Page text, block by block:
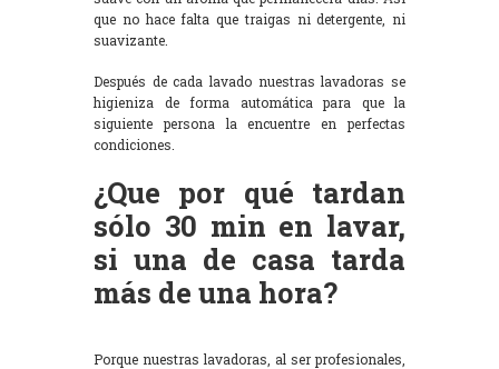
que no hace falta que traigas ni detergente, ni
suavizante.
Después de cada lavado nuestras lavadoras se
higieniza de forma automática para que la
siguiente persona la encuentre en perfectas
condiciones.
¿Que por qué tardan
sólo 30 min en lavar,
si una de casa tarda
más de una hora?
Porque nuestras lavadoras, al ser profesionales,